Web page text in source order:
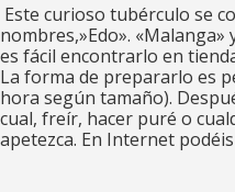
Este curioso tubérculo se
nombres,»Edo». «Malanga»
es fácil encontrarlo en
La forma de prepararlo es
hora según tamaño).
cual, freír, hacer puré o
apetezca. En Internet